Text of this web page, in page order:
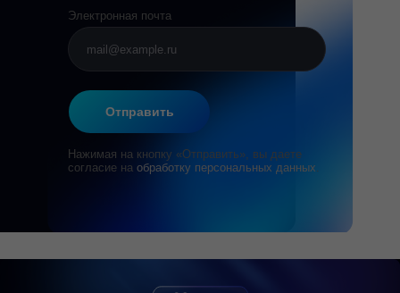
Электронная почта
Отправить
Нажимая на кнопку «Отправить», вы даете
согласие на обработку персональных данных.